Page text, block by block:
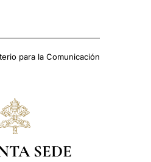
para la Comunicación
SEDE